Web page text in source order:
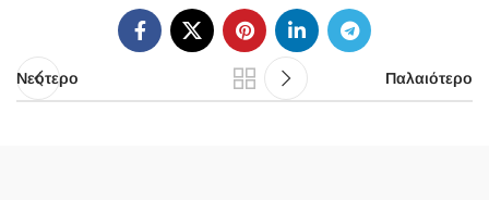
Νεότερο Παλαιότερο